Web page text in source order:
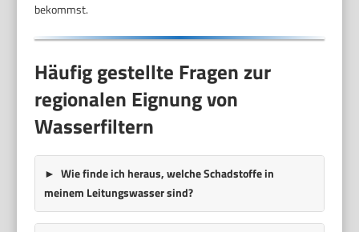
bekommst.
Häufig gestellte Fragen zur
regionalen Eignung von
Wasserfiltern
Wie finde ich heraus, welche Schadstoffe in
meinem Leitungswasser sind?